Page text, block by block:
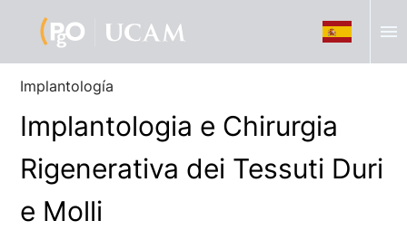
menu
Implantología
Implantologia e Chirurgia
Rigenerativa dei Tessuti Duri
e Molli